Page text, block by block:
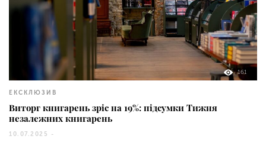
161
ЕКСКЛЮЗИВ
Виторг книгарень зріс на 19%: підсумки Тижня
незалежних книгарень
10.07.2025 -